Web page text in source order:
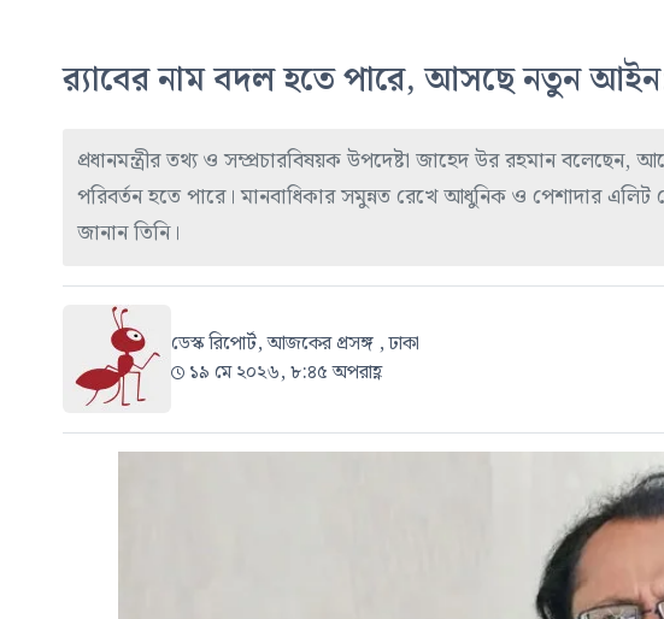
র‍্যাবের নাম বদল হতে পারে, আসছে নতুন
প্রধানমন্ত্রীর তথ্য ও সম্প্রচারবিষয়ক উপদেষ্টা জাহেদ উর রহমান
পরিবর্তন হতে পারে। মানবাধিকার সমুন্নত রেখে আধুনিক ও পেশাদার
জানান তিনি।
ডেস্ক রিপোর্ট, আজকের প্রসঙ্গ , ঢাকা
১৯ মে ২০২৬, ৮:৪৫ অপরাহ্ণ